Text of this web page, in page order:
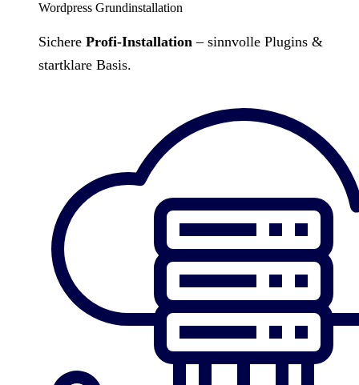
Wordpress Grundinstallation
Sichere Profi-Installation – sinnvolle Plugins &
startklare Basis.